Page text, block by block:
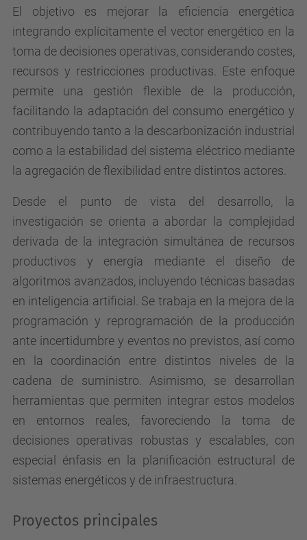
El objetivo es mejorar la eficiencia energética
integrando explícitamente el vector energético en la
toma de decisiones operativas, considerando costes,
recursos y restricciones productivas. Este enfoque
permite una gestión flexible de la producción,
facilitando la adaptación del consumo energético y
contribuyendo tanto a la descarbonización industrial
como a la estabilidad del sistema eléctrico mediante
la agregación de flexibilidad entre distintos actores.
Desde el punto de vista del desarrollo, la
investigación se orienta a abordar la complejidad
derivada de la integración simultánea de recursos
productivos y energía mediante el diseño de
algoritmos avanzados, incluyendo técnicas basadas
en inteligencia artificial. Se trabaja en la mejora de la
programación y reprogramación de la producción
ante incertidumbre y eventos no previstos, así como
en la coordinación entre distintos niveles de la
cadena de suministro. Asimismo, se desarrollan
herramientas que permiten integrar estos modelos
en entornos reales, favoreciendo la toma de
decisiones operativas robustas y escalables, con
especial énfasis en la planificación estructural de
sistemas energéticos y de infraestructura.
Proyectos principales